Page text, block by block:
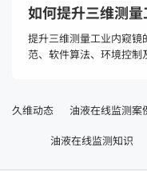
如何提升三维测量
提升三维测量工业内窥
范、软件算法、环境控制
久维动态 油液在线监测案
油液在线监测知识